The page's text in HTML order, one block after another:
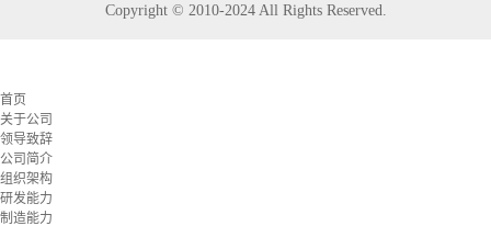
Copyright © 2010-2024 All Rights Reserved.
首页
关于公司
领导致辞
公司简介
组织架构
研发能力
制造能力